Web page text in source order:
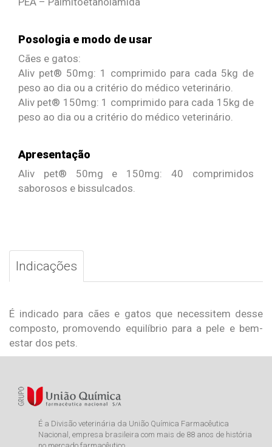
Posologia e modo de usar
Cães e gatos:
Aliv pet® 50mg: 1 comprimido para cada 5kg de
peso ao dia ou a critério do médico veterinário.
Aliv pet® 150mg: 1 comprimido para cada 15kg de
peso ao dia ou a critério do médico veterinário.
Apresentação
Aliv pet® 50mg e 150mg: 40 comprimidos
saborosos e bissulcados.
Indicações
É indicado para cães e gatos que necessitem desse
composto, promovendo equilíbrio para a pele e bem-
estar dos pets.
É a Divisão veterinária da União Química Farmacêutica
Nacional, empresa brasileira com mais de 88 anos de história